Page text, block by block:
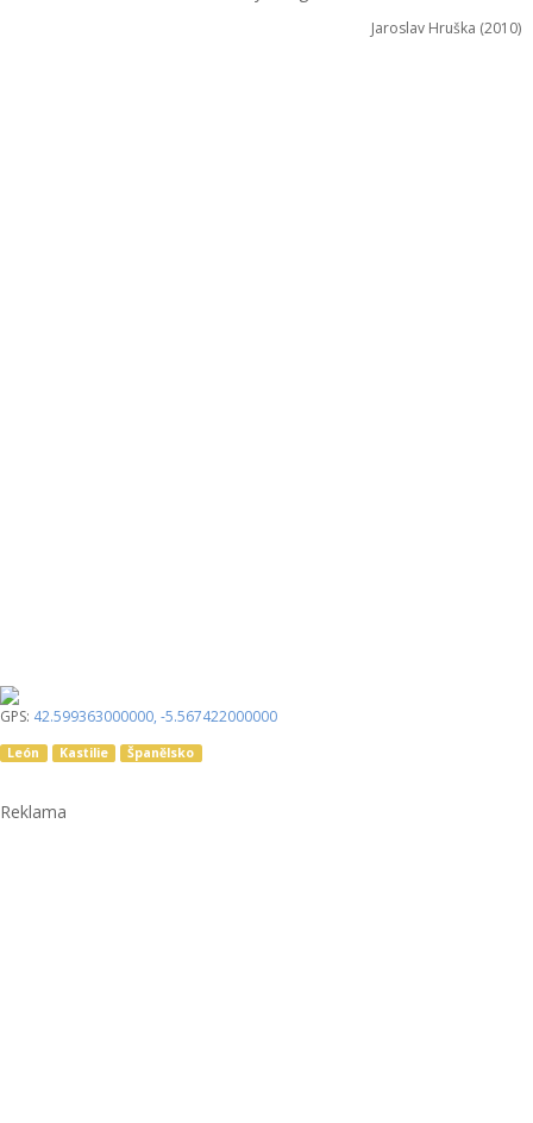
Jaroslav Hruška (2010)
GPS: 42.599363000000, -5.567422000000
León Kastilie Španělsko
Reklama